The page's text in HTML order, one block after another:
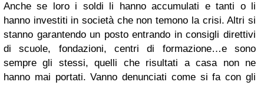
Anche se loro i soldi li hanno accumulati e tanti o li
hanno investiti in società che non temono la crisi. Altri si
stanno garantendo un posto entrando in consigli direttivi
di scuole, fondazioni, centri di formazione…e sono
sempre gli stessi, quelli che risultati a casa non ne
hanno mai portati. Vanno denunciati come si fa con gli